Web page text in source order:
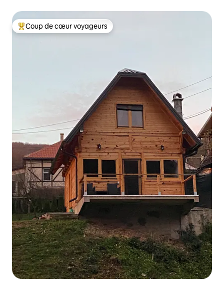
Coups de cœur voyageurs les plus appréciés
Coup de cœur voyageurs